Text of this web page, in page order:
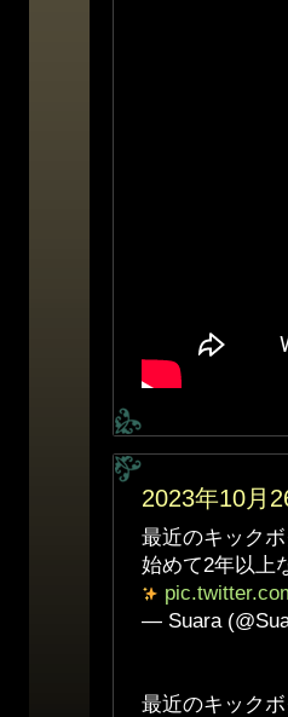
2023年10月
最近のキック
始めて2年以上
— Suara
最近のキック